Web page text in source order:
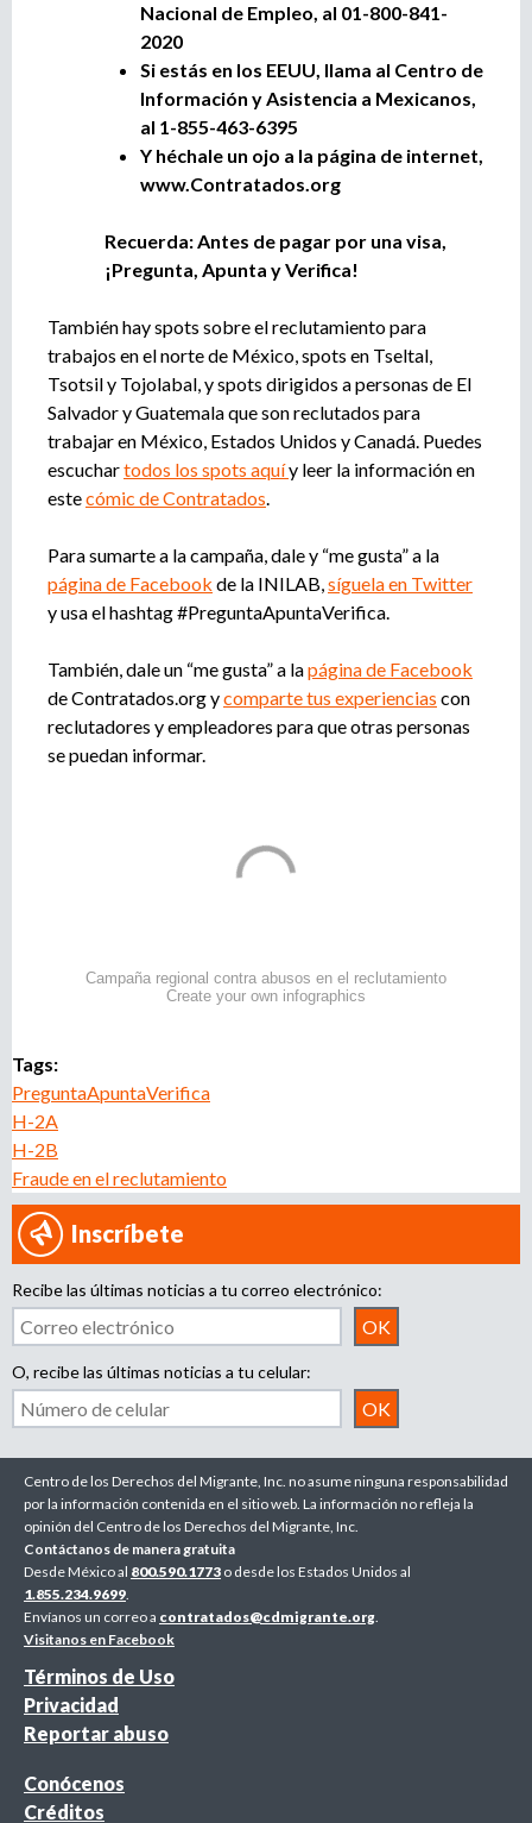
Nacional de Empleo, al 01-800-841-
2020
Si estás en los EEUU, llama al Centro de
Información y Asistencia a Mexicanos,
al 1-855-463-6395
Y héchale un ojo a la página de internet,
www.Contratados.org
Recuerda: Antes de pagar por una visa,
¡Pregunta, Apunta y Verifica!
También hay spots sobre el reclutamiento para
trabajos en el norte de México, spots en Tseltal,
Tsotsil y Tojolabal, y spots dirigidos a personas de El
Salvador y Guatemala que son reclutados para
trabajar en México, Estados Unidos y Canadá. Puedes
escuchartodos los spots aquíy leer la información en
estecómic de Contratados
Para sumarte a la campaña, dale y “me gusta” a la
página de Facebook de la INILAB, síguela en Twitter
y usa el hashtag #PreguntaApuntaVerifica.
También, dale un “me gusta” a lapágina de Facebook
de Contratados.org ycomparte tus experiencias con
reclutadores y empleadores para que otras personas
se puedan informar.
Campaña regional contra abusos en el reclutamiento
Create your own infographics
Tags:
PreguntaApuntaVerifica
H-2A
H-2B
Fraude en el reclutamiento
Inscríbete
Recibe las últimas noticias a tu correo electrónico:
O, recibe las últimas noticias a tu celular:
Centro de los Derechos del Migrante, Inc. no asume ninguna responsabilidad
por la información contenida en el sitio web. La información no refleja la
opinión del Centro de los Derechos del Migrante, Inc.
Contáctanos de manera gratuita
Desde México al 800.590.1773 o desde los Estados Unidos al
1.855.234.9699
Envíanos un correo a contratados@cdmigrante.org
Visitanos en Facebook
Términos de Uso
Privacidad
Reportar abuso
Conócenos
Créditos